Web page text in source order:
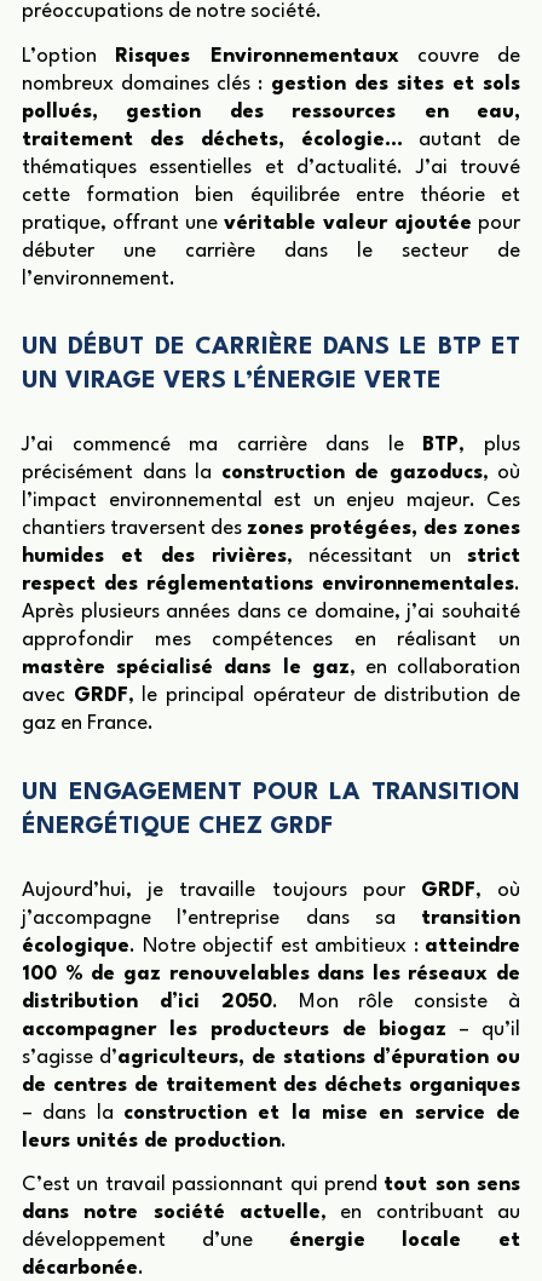
préoccupations de notre société.
L’option Risques Environnementauxcouvre de
nombreux domaines clés : gestion des sites et sols
pollués, gestion des ressources en eau,
traitement des déchets, écologie… autant de
thématiques essentielles et d’actualité. J’ai trouvé
cette formation bien équilibrée entre théorie et
pratique, offrant une véritable valeur ajoutée pour
débuter une carrière dans le secteur de
l’environnement.
UN DÉBUT DE CARRIÈRE DANS LE BTP ET
UN VIRAGE VERS L’ÉNERGIE VERTE
J’ai commencé ma carrière dans le BTP, plus
précisément dans la construction de gazoducs, où
l’impact environnemental est un enjeu majeur. Ces
chantiers traversent des zones protégées, des zones
humides et des rivières, nécessitant un strict
respect des réglementations environnementales.
Après plusieurs années dans ce domaine, j’ai souhaité
approfondir mes compétences en réalisant un
mastère spécialisé dans le gaz, en collaboration
avec GRDF, le principal opérateur de distribution de
gaz en France.
UN ENGAGEMENT POUR LA TRANSITION
ÉNERGÉTIQUE CHEZ GRDF
Aujourd’hui, je travaille toujours pour GRDF, où
j’accompagne l’entreprise dans sa transition
écologique. Notre objectif est ambitieux : atteindre
100 % de gaz renouvelables dans les réseaux de
distribution d’ici 2050. Mon rôle consiste à
accompagner les producteurs de biogaz – qu’il
s’agisse d’agriculteurs, de stations d’épuration ou
de centres de traitement des déchets organiques
– dans la construction et la mise en service de
leurs unités de production.
C’est un travail passionnant qui prend tout son sens
dans notre société actuelle, en contribuant au
développement d’une énergie locale et
décarbonée.